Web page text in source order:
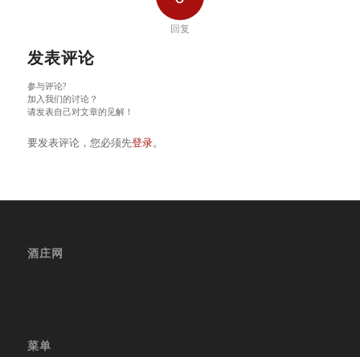
回复
发表评论
参与评论?
加入我们的讨论？
请发表自己对文章的见解！
要发表评论，您必须先登录。
酒庄网
菜单